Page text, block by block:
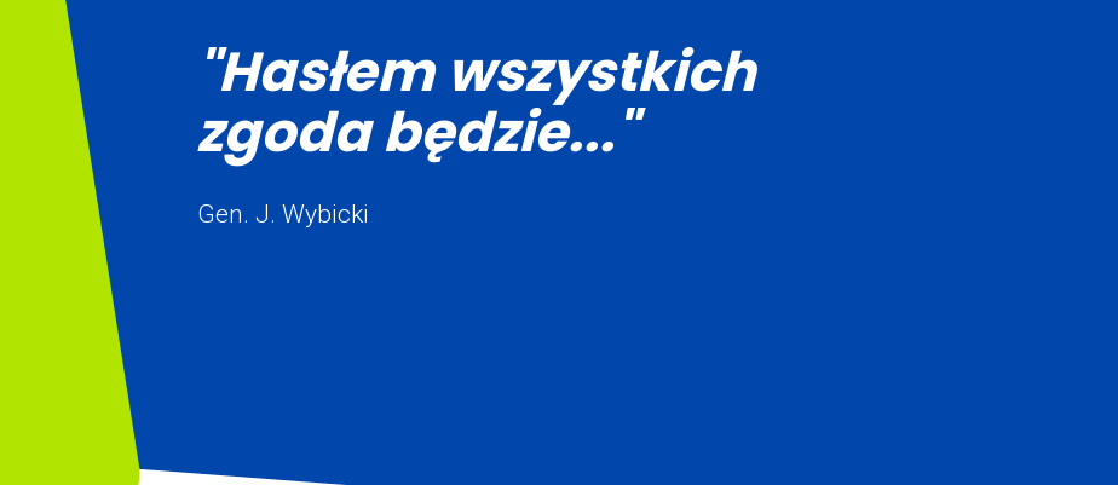
"Hasłem wszystkich
zgoda będzie..."
Gen. J. Wybicki